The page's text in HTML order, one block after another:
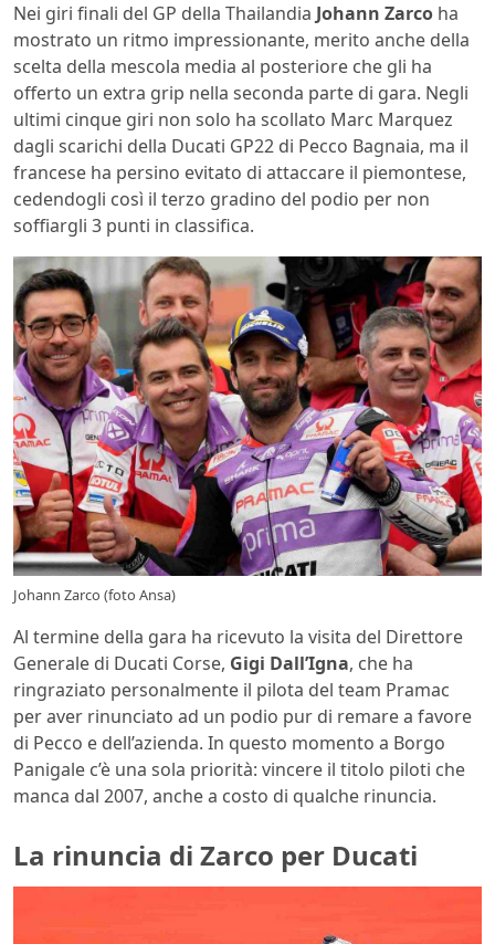
Nei giri finali del GP della Thailandia Johann Zarco ha
mostrato un ritmo impressionante, merito anche della
scelta della mescola media al posteriore che gli ha
offerto un extra grip nella seconda parte di gara. Negli
ultimi cinque giri non solo ha scollato Marc Marquez
dagli scarichi della Ducati GP22 di Pecco Bagnaia, ma il
francese ha persino evitato di attaccare il piemontese,
cedendogli così il terzo gradino del podio per non
soffiargli 3 punti in classifica.
Johann Zarco (foto Ansa)
Al termine della gara ha ricevuto la visita del Direttore
Generale di Ducati Corse, Gigi Dall’Igna, che ha
ringraziato personalmente il pilota del team Pramac
per aver rinunciato ad un podio pur di remare a favore
di Pecco e dell’azienda. In questo momento a Borgo
Panigale c’è una sola priorità: vincere il titolo piloti che
manca dal 2007, anche a costo di qualche rinuncia.
La rinuncia di Zarco per Ducati